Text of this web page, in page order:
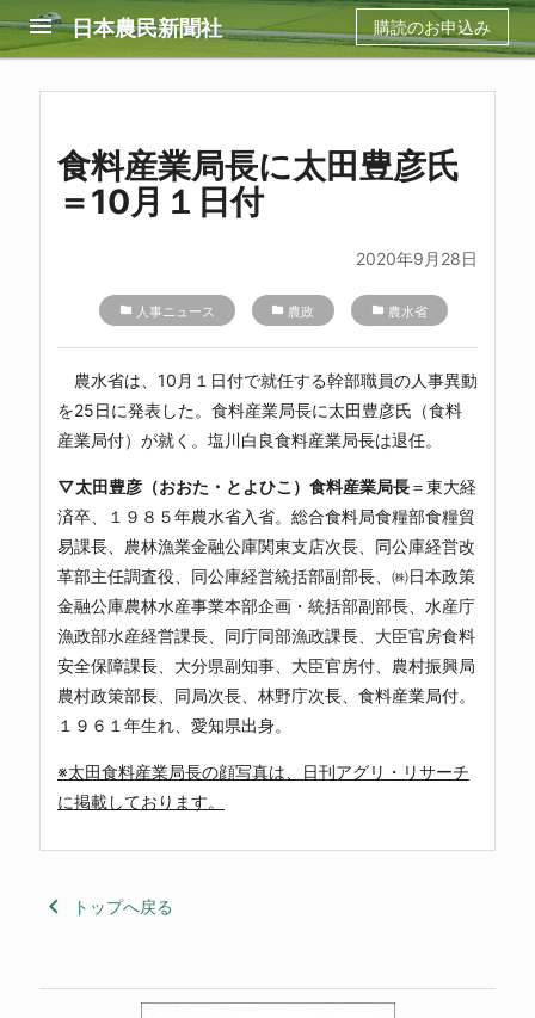
menu 日本農民新聞社 購読のお申込み
食料産業局長に太田豊彦氏
＝10月１日付
2020年9月28日
folder 人事ニュース folder 農政 folder 農水省
農水省は、10月１日付で就任する幹部職員の人事異動
を25日に発表した。食料産業局長に太田豊彦氏（食料
産業局付）が就く。塩川白良食料産業局長は退任。
▽太田豊彦（おおた・とよひこ）食料産業局長＝東大経
済卒、１９８５年農水省入省。総合食料局食糧部食糧貿
易課長、農林漁業金融公庫関東支店次長、同公庫経営改
革部主任調査役、同公庫経営統括部副部長、㈱日本政策
金融公庫農林水産事業本部企画・統括部副部長、水産庁
漁政部水産経営課長、同庁同部漁政課長、大臣官房食料
安全保障課長、大分県副知事、大臣官房付、農村振興局
農村政策部長、同局次長、林野庁次長、食料産業局付。
１９６１年生れ、愛知県出身。
※太田食料産業局長の顔写真は、日刊アグリ・リサーチ
に掲載しております。
keyboard_arrow_left トップへ戻る